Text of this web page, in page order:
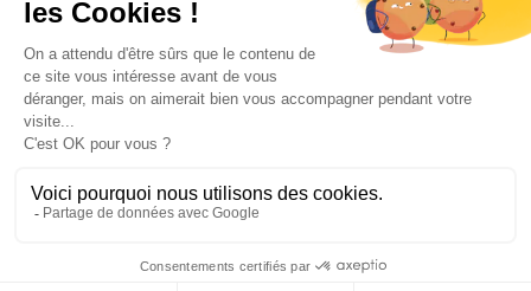
Contact
Nous rejoindre
Communiqué de presse
v 2026-07-30 18-45
Created by Esc.